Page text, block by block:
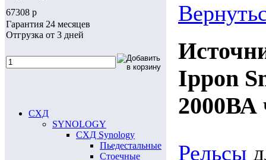
67308 p
Гарантия 24 месяцев
Отгрузка от 3 дней
СХД
SYNOLOGY
СХД Synology
Пьедестальные
Стоечные
Ippon
2000ВА
Рельсы